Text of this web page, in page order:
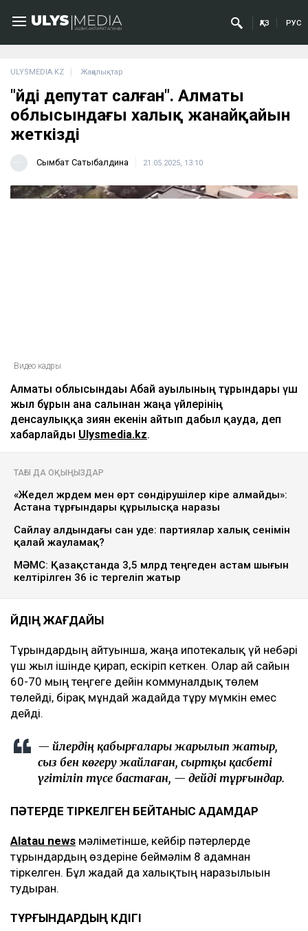
ҚАЗ РУС
ULYSMEDIA.KZ Жаңалықтар
"Үйді депутат салған". Алматы
облысындағы халық жанайқайын
жеткізді
Сымбат Сатыбалдина 21.05.2025, 13:10
Видео кадры
Алматы облысындағы Абай ауылының тұрғындары үш
жыл бұрын ғана салынған жаңа үйлерінің
денсаулыққа зиян екенін айтып дабыл қағуда, деп
хабарлайды Ulysmedia.kz.
ТАҒЫ ДА ОҚЫҢЫЗДАР
«Жедел жәрдем мен өрт сөндірушілер кіре алмайды»:
Астана тұрғындары құрылысқа наразы
Сайлау алдындағы сан уәде: партиялар халық сенімін
қалай жауламақ?
МӘМС: Қазақстанда 3,5 млрд теңгеден астам шығын
келтірілген 36 іс тергеліп жатыр
ҮЙДІҢ ЖАҒДАЙЫ
Тұрғындардың айтуынша, жаңа ипотекалық үй небәрі
үш жыл ішінде қирап, ескіріп кеткен. Олар ай сайын
60-70 мың теңгеге дейін коммуналдық төлем
төлейді, бірақ мұндай жағдайда тұру мүмкін емес
дейді.
— Үйлердің қабырғалары жарылып жатыр,
сыз бен көгеру жайлаған, сыртқы қасбеті
үгітіліп түсе бастаған, — дейді тұрғындар.
ПӘТЕРДЕ ТІРКЕЛГЕН БЕЙТАНЫС АДАМДАР
Alatau news мәліметінше, кейбір пәтерлерде
тұрғындардың өздеріне беймәлім 8 адамнан
тіркелген. Бұл жағдай да халықтың наразылығын
тудырған.
ТҰРҒЫНДАРДЫҢ КҮДІГІ